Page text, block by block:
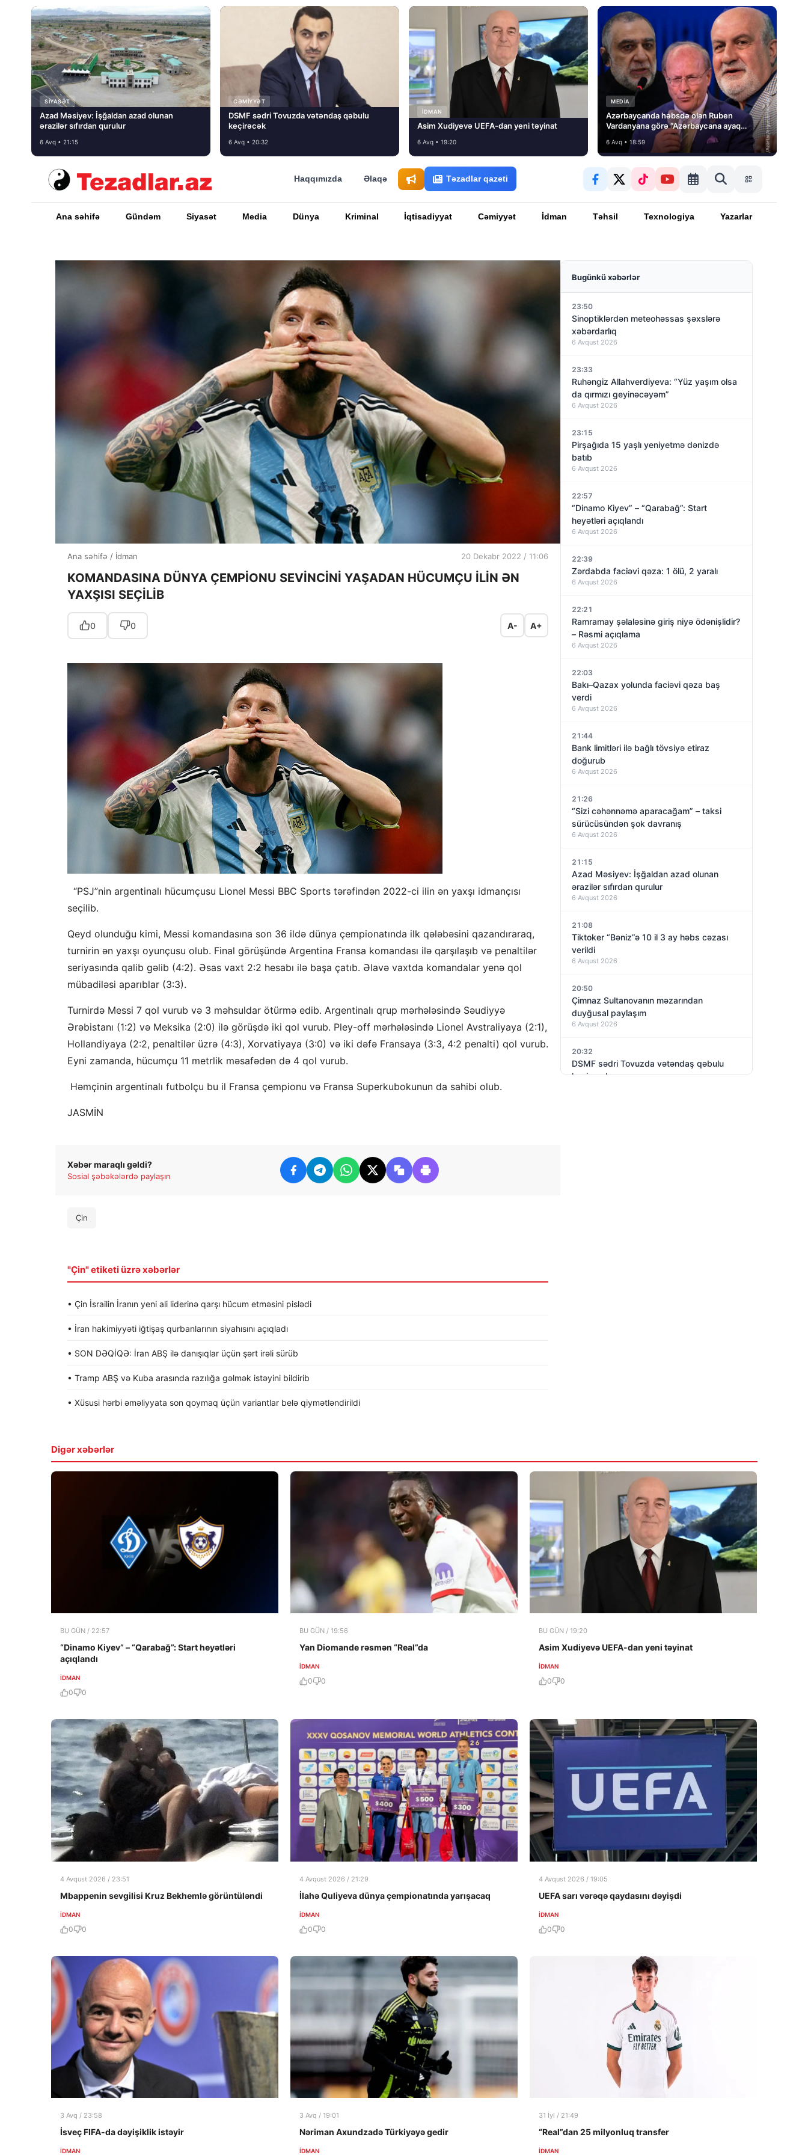
SIYASƏT
Azad Məsiyev: İşğaldan azad olunan
ərazilər sıfırdan qurulur
6 Avq • 21:15
CƏMIYYƏT
DSMF sədri Tovuzda vətəndaş qəbulu
keçirəcək
6 Avq • 20:32
İDMAN
Asim Xudiyevə UEFA-dan yeni təyinat
6 Avq • 19:20
MEDİA
Azərbaycanda həbsdə olan Ruben
Vardanyana görə “Azərbaycana ayaq
basmayacağını” dedi və…
6 Avq • 18:59
Haqqımızda Əlaqə Təzadlar qazeti
Ana səhifə Gündəm Siyasət Media Dünya Kriminal İqtisadiyyat Cəmiyyət İdman Təhsil Texnologiya Yazarlar
Ana səhifə / İdman 20 Dekabr 2022 / 11:06
KOMANDASINA DÜNYA ÇEMPİONU SEVİNCİNİ YAŞADAN HÜCUMÇU İLİN ƏN
YAXŞISI SEÇİLİB
0 0 A- A+
“PSJ”nin argentinalı hücumçusu Lionel Messi BBC Sports tərəfindən 2022-ci ilin ən yaxşı idmançısı
seçilib.
Qeyd olunduğu kimi, Messi komandasına son 36 ildə dünya çempionatında ilk qələbəsini qazandıraraq,
turnirin ən yaxşı oyunçusu olub. Final görüşündə Argentina Fransa komandası ilə qarşılaşıb və penaltilər
seriyasında qalib gəlib (4:2). Əsas vaxt 2:2 hesabı ilə başa çatıb. Əlavə vaxtda komandalar yenə qol
mübadiləsi aparıblar (3:3).
Turnirdə Messi 7 qol vurub və 3 məhsuldar ötürmə edib. Argentinalı qrup mərhələsində Səudiyyə
Ərəbistanı (1:2) və Meksika (2:0) ilə görüşdə iki qol vurub. Pley-off mərhələsində Lionel Avstraliyaya (2:1),
Hollandiyaya (2:2, penaltilər üzrə (4:3), Xorvatiyaya (3:0) və iki dəfə Fransaya (3:3, 4:2 penalti) qol vurub.
Eyni zamanda, hücumçu 11 metrlik məsafədən də 4 qol vurub.
Həmçinin argentinalı futbolçu bu il Fransa çempionu və Fransa Superkubokunun da sahibi olub.
JASMİN
Xəbər maraqlı gəldi?
Sosial şəbəkələrdə paylaşın
Çin
"Çin" etiketi üzrə xəbərlər
• Çin İsrailin İranın yeni ali liderinə qarşı hücum etməsini pislədi
• İran hakimiyyəti iğtişaş qurbanlarının siyahısını açıqladı
• SON DƏQİQƏ: İran ABŞ ilə danışıqlar üçün şərt irəli sürüb
• Tramp ABŞ və Kuba arasında razılığa gəlmək istəyini bildirib
• Xüsusi hərbi əməliyyata son qoymaq üçün variantlar belə qiymətləndirildi
Bugünkü xəbərlər
23:50
Sinoptiklərdən meteohəssas şəxslərə
xəbərdarlıq
6 Avqust 2026
23:33
Ruhəngiz Allahverdiyeva: “Yüz yaşım olsa
da qırmızı geyinəcəyəm”
6 Avqust 2026
23:15
Pirşağıda 15 yaşlı yeniyetmə dənizdə
batıb
6 Avqust 2026
22:57
“Dinamo Kiyev” – “Qarabağ”: Start
heyətləri açıqlandı
6 Avqust 2026
22:39
Zərdabda faciəvi qəza: 1 ölü, 2 yaralı
6 Avqust 2026
22:21
Ramramay şəlaləsinə giriş niyə ödənişlidir?
– Rəsmi açıqlama
6 Avqust 2026
22:03
Bakı–Qazax yolunda faciəvi qəza baş
verdi
6 Avqust 2026
21:44
Bank limitləri ilə bağlı tövsiyə etiraz
doğurub
6 Avqust 2026
21:26
“Sizi cəhənnəmə aparacağam” – taksi
sürücüsündən şok davranış
6 Avqust 2026
21:15
Azad Məsiyev: İşğaldan azad olunan
ərazilər sıfırdan qurulur
6 Avqust 2026
21:08
Tiktoker “Bəniz”ə 10 il 3 ay həbs cəzası
verildi
6 Avqust 2026
20:50
Çimnaz Sultanovanın məzarından
duyğusal paylaşım
6 Avqust 2026
20:32
DSMF sədri Tovuzda vətəndaş qəbulu
keçirəcək
Digər xəbərlər
BU GÜN / 22:57
“Dinamo Kiyev” – “Qarabağ”: Start heyətləri
açıqlandı
İDMAN
0 0
BU GÜN / 19:56
Yan Diomande rəsmən “Real”da
İDMAN
0 0
BU GÜN / 19:20
Asim Xudiyevə UEFA-dan yeni təyinat
İDMAN
0 0
4 Avqust 2026 / 23:51
Mbappenin sevgilisi Kruz Bekhemlə görüntüləndi
İDMAN
0 0
4 Avqust 2026 / 21:29
İlahə Quliyeva dünya çempionatında yarışacaq
İDMAN
0 0
4 Avqust 2026 / 19:05
UEFA sarı vərəqə qaydasını dəyişdi
İDMAN
0 0
3 Avq / 23:58
İsveç FIFA-da dəyişiklik istəyir
İDMAN
3 Avq / 19:01
Nəriman Axundzadə Türkiyəyə gedir
İDMAN
31 İyl / 21:49
“Real”dan 25 milyonluq transfer
İDMAN